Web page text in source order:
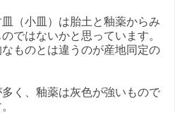
（小皿）は胎土と釉薬からみ
ではないかと思っています。
ものとは違うのが産地同定の
く、釉薬は灰色が強いもので